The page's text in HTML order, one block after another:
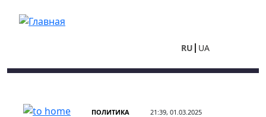
RU UA
ПОЛИТИКА 21:39, 01.03.2025